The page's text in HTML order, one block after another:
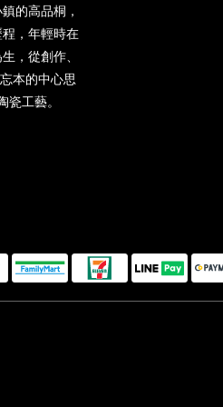
的高品桐，
，年輕時在
，從創作、
本的中心思
工藝。